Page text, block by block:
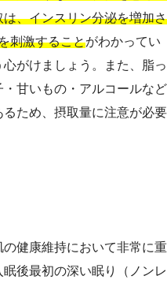
、インスリン分泌を増加さ
刺激することがわかってい
がけましょう。また、脂っ
甘いもの・アルコールなど
ため、摂取量に注意が必要
健康維持において非常に重
後最初の深い眠り（ノンレ